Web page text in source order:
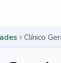
Clínico